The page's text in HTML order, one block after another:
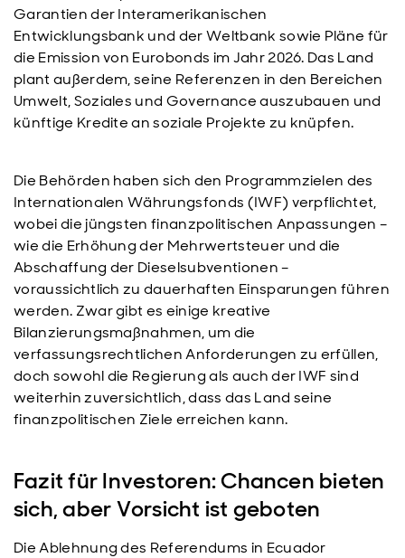
Garantien der Interamerikanischen
Entwicklungsbank und der Weltbank sowie Pläne für
die Emission von Eurobonds im Jahr 2026. Das Land
plant außerdem, seine Referenzen in den Bereichen
Umwelt, Soziales und Governance auszubauen und
künftige Kredite an soziale Projekte zu knüpfen.
Die Behörden haben sich den Programmzielen des
Internationalen Währungsfonds (IWF) verpflichtet,
wobei die jüngsten finanzpolitischen Anpassungen –
wie die Erhöhung der Mehrwertsteuer und die
Abschaffung der Dieselsubventionen –
voraussichtlich zu dauerhaften Einsparungen führen
werden. Zwar gibt es einige kreative
Bilanzierungsmaßnahmen, um die
verfassungsrechtlichen Anforderungen zu erfüllen,
doch sowohl die Regierung als auch der IWF sind
weiterhin zuversichtlich, dass das Land seine
finanzpolitischen Ziele erreichen kann.
Fazit für Investoren: Chancen bieten
sich, aber Vorsicht ist geboten
Die Ablehnung des Referendums in Ecuador